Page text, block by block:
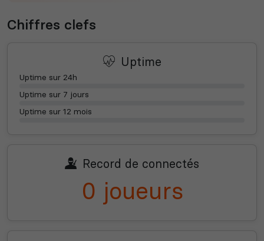
Chiffres clefs
Uptime
Uptime sur 24h
Uptime sur 7 jours
Uptime sur 12 mois
Record de connectés
0 joueurs